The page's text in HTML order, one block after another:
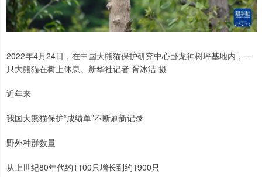
2022年4月24日，在中国大熊猫保护研究中心卧龙神树坪基地内，一
只大熊猫在树上休息。新华社记者 胥冰洁 摄
近年来
我国大熊猫保护“成绩单”不断刷新记录
野外种群数量
从上世纪80年代约1100只增长到约1900只